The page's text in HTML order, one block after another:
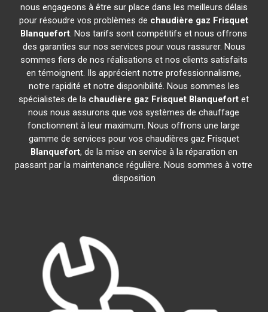
nous engageons à être sur place dans les meilleurs délais
pour résoudre vos problèmes de chaudière gaz Frisquet
Blanquefort. Nos tarifs sont compétitifs et nous offrons
des garanties sur nos services pour vous rassurer. Nous
sommes fiers de nos réalisations et nos clients satisfaits
en témoignent. Ils apprécient notre professionnalisme,
notre rapidité et notre disponibilité. Nous sommes les
spécialistes de la chaudière gaz Frisquet Blanquefort et
nous nous assurons que vos systèmes de chauffage
fonctionnent à leur maximum. Nous offrons une large
gamme de services pour vos chaudières gaz Frisquet
Blanquefort, de la mise en service à la réparation en
passant par la maintenance régulière. Nous sommes à votre
disposition